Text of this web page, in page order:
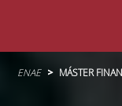
Sobrescribir enlaces de ayuda a la navegación
ENAE MÁSTER